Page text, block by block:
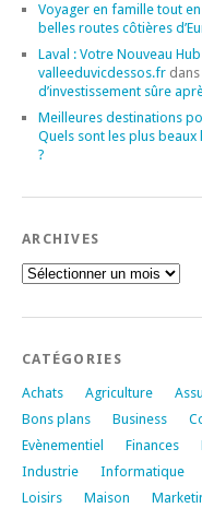
Voyager en famille tout
belles routes côtières
Laval : Votre Nouveau
valleeduvicdessos.fr dans
d’investissement sûre
Meilleures destinations
Quels sont les plus
?
ARCHIVES
Archives
CATÉGORIES
Achats Agriculture
Bons plans
Business
Evènementiel
Finances
Industrie
Informatique
Loisirs
Maison